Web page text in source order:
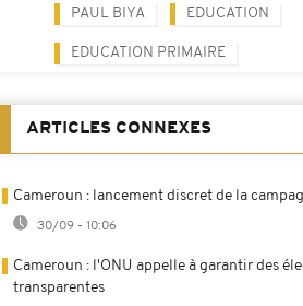
PAUL BIYA EDUCATION
EDUCATION PRIMAIRE
ARTICLES CONNEXES
Cameroun : lancement discret de la
30/09 - 10:06
Cameroun : l'ONU appelle à garantir des
transparentes